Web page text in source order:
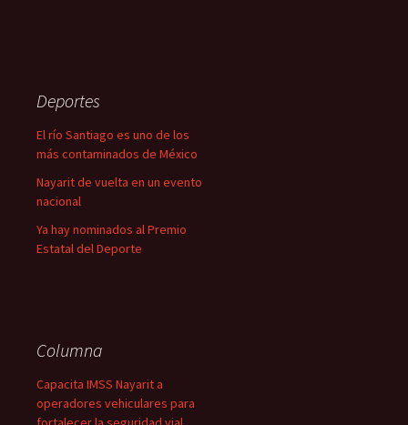
Deportes
El río Santiago es uno de los
más contaminados de México
Nayarit de vuelta en un evento
nacional
Ya hay nominados al Premio
Estatal del Deporte
Columna
Capacita IMSS Nayarit a
operadores vehiculares para